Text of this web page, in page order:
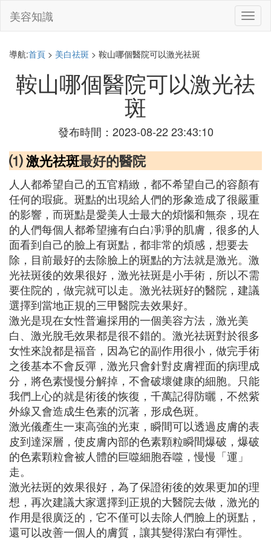
切
換
美容知識
導航:首頁 > 美白祛斑 > 鞍山哪個醫院可以激光祛斑
鞍山哪個醫院可以激光祛
斑
發布時間：2023-08-22 23:43:10
⑴激光祛斑最好的醫院
人人都希望自己的五官精緻，都不希望自己的容顏有
任何的瑕疵。斑點的出現給人們的形象造成了很嚴重
的影響，而斑點是愛美人士最大的煩惱和無奈，現在
的人們每個人都希望擁有白白凈凈的肌膚，很多的人
面看到自己的臉上有斑點，都非常的煩感，想要去
除，目前最好的去除臉上的斑點的方法就是激光。激
光祛斑後的效果很好，激光祛斑是小手術，所以不需
要住院的，做完就可以走。激光祛斑好的醫院，建議
選擇到當地正規的三甲醫院去效果好。
激光是現在女性普遍採用的一個美容方法，激光美
白、激光脫毛效果都是很不錯的。激光祛斑對於很多
女性來說都是福音，因為它的副作用很小，做完手術
之後基本不會反彈，激光只會針對皮膚裡面的病理成
分，將色素慢慢分解掉，不會破壞健康的細胞。只能
我們上心的就是術後的恢復，千萬記得防曬，不然紫
外線又會造成生色素的沉著，形成色斑。
激光儀產生一束高強的光束，瞬間可以透過皮膚的表
皮到達深層，使皮膚內部的色素顆粒瞬間爆破，爆破
的色素顆粒會被人體的巨噬細胞吞噬，慢慢「運」
走。
激光祛斑的效果很好，為了保證術後的效果更加的理
想，再次建議大家選擇到正規的大醫院去做，激光的
作用是很廣泛的，它不僅可以去除人們臉上的斑點，
還可以改善一個人的膚質，讓其變得潔白有彈性。